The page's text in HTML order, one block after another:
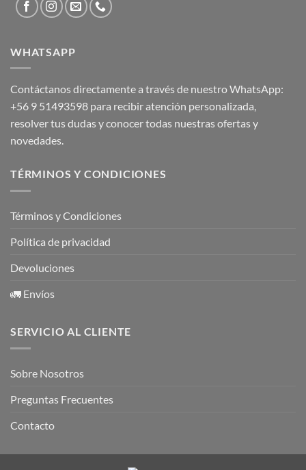
WHATSAPP
Contáctanos directamente a través de nuestro WhatsApp:
+56 9 51493598 para recibir atención personalizada,
resolver tus dudas y conocer todas nuestras ofertas y
novedades.
TÉRMINOS Y CONDICIONES
Términos y Condiciones
Política de privacidad
Devoluciones
🚛 Envíos
SERVICIO AL CLIENTE
Sobre Nosotros
Preguntas Frecuentes
Contacto